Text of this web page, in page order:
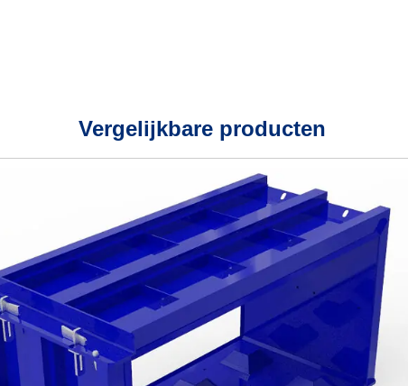
Vergelijkbare producten